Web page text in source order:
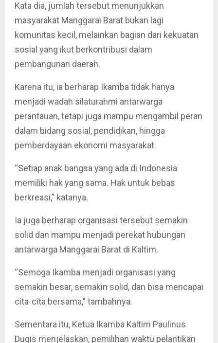
Kata dia, jumlah tersebut menunjukkan
masyarakat Manggarai Barat bukan lagi
komunitas kecil, melainkan bagian dari kekuatan
sosial yang ikut berkontribusi dalam
pembangunan daerah.
Karena itu, ia berharap Ikamba tidak hanya
menjadi wadah silaturahmi antarwarga
perantauan, tetapi juga mampu mengambil peran
dalam bidang sosial, pendidikan, hingga
pemberdayaan ekonomi masyarakat.
“Setiap anak bangsa yang ada di Indonesia
memiliki hak yang sama. Hak untuk bebas
berkreasi,” katanya.
Ia juga berharap organisasi tersebut semakin
solid dan mampu menjadi perekat hubungan
antarwarga Manggarai Barat di Kaltim.
“Semoga Ikamba menjadi organisasi yang
semakin besar, semakin solid, dan bisa mencapai
cita-cita bersama,” tambahnya.
Sementara itu, Ketua Ikamba Kaltim Paulinus
Dugis menjelaskan, pemilihan waktu pelantikan